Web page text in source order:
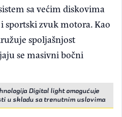
sa većim diskovima
zvuk motora. Kao
spoljašnjost
se masivni bočni
Digital light omogućuje
u skladu sa trenutnim uslovima